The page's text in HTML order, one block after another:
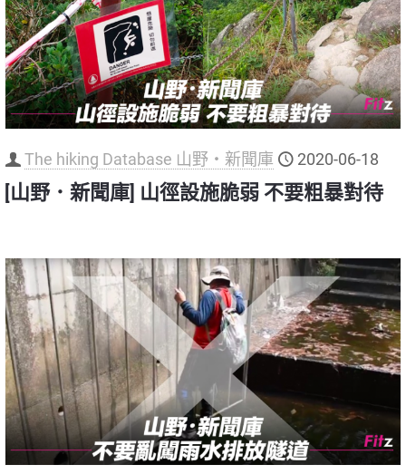
The hiking Database 山野‧新聞庫 2020-06-18
[山野．新聞庫] 山徑設施脆弱 不要粗暴對待